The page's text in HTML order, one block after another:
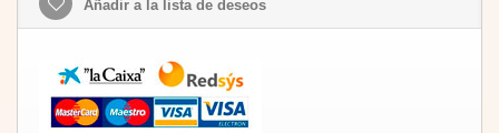
Añadir a la lista de deseos